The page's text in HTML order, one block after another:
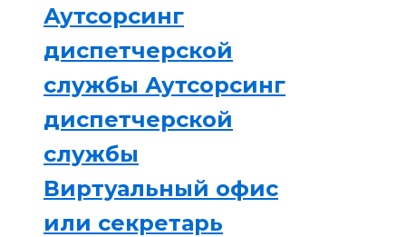
Аутсорсинг
диспетчерской
службы Аутсорсинг
диспетчерской
службы
Виртуальный офис
или секретарь